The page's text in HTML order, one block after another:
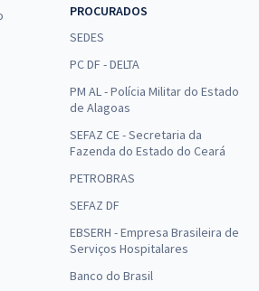
PROCURADOS
SEDES
PC DF - DELTA
PM AL - Polícia Militar do Estado
de Alagoas
SEFAZ CE - Secretaria da
Fazenda do Estado do Ceará
PETROBRAS
SEFAZ DF
EBSERH - Empresa Brasileira de
Serviços Hospitalares
Banco do Brasil